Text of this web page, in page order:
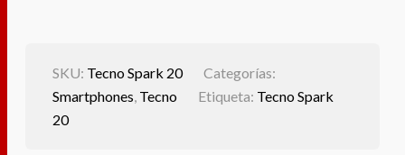
SKU: Tecno Spark 20
Categorías:
Smartphones, Tecno Etiqueta: Tecno Spark
20